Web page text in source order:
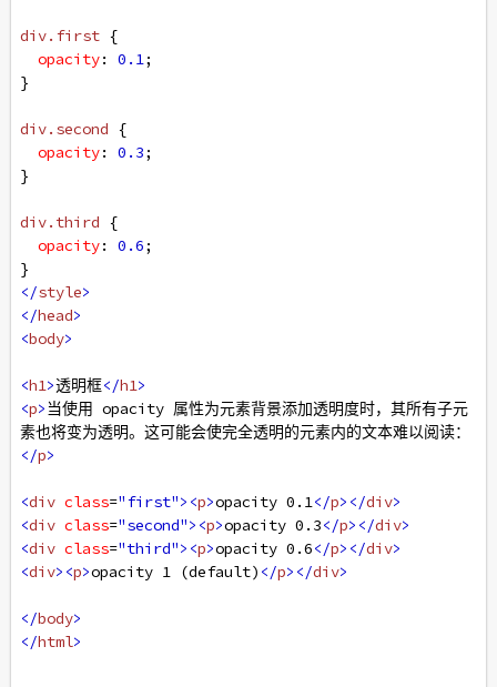
div.first {
opacity: 0.1;
}
div.second {
opacity: 0.3;
}
div.third {
opacity: 0.6;
}
</style>
</head>
<body>
<h1>透明框</h1>
<p>当使用 opacity 属性为元素背景添加透明度时，其所有子元
素也将变为透明。这可能会使完全透明的元素内的文本难以阅读：
</p>
<div class="first"><p>opacity 0.1</p></div>
<div class="second"><p>opacity 0.3</p></div>
<div class="third"><p>opacity 0.6</p></div>
<div><p>opacity 1 (default) </p></div>
</body>
</html>